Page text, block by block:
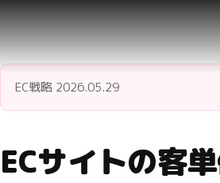
EC戦略 2026.05.29
ECサイトの客